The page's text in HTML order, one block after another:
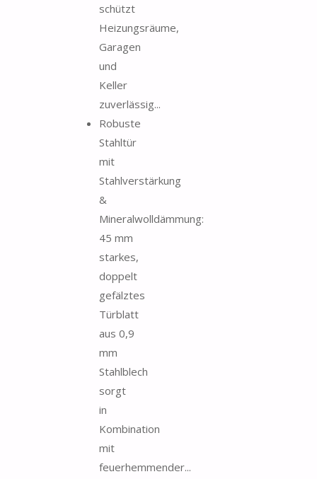
schützt
Heizungsräume,
Garagen
und
Keller
zuverlässig...
Robuste
Stahltür
mit
Stahlverstärkung
&
Mineralwolldämmung:
45 mm
starkes,
doppelt
gefälztes
Türblatt
aus 0,9
mm
Stahlblech
sorgt
in
Kombination
mit
feuerhemmender...